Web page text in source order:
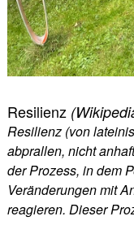
Resilienz
Resilienz (von
abprallen, nicht
der Prozess, in dem
Veränderungen mit
reagieren. Dieser